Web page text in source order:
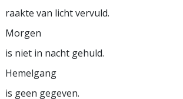
raakte van licht vervuld.
Morgen
is niet in nacht gehuld.
Hemelgang
is geen gegeven.